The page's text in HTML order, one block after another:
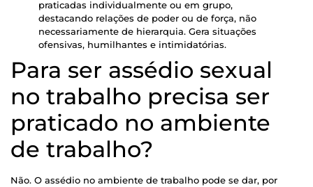
praticadas individualmente ou em grupo,
destacando relações de poder ou de força, não
necessariamente de hierarquia. Gera situações
ofensivas, humilhantes e intimidatórias.
Para ser assédio sexual
no trabalho precisa ser
praticado no ambiente
de trabalho?
Não. O assédio no ambiente de trabalho pode se dar, por